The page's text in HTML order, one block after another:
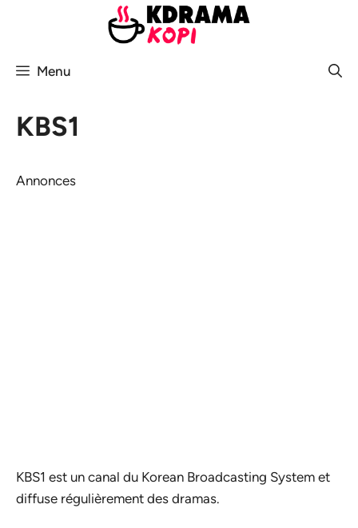
Menu
KBS1
Annonces
KBS1 est un canal du Korean Broadcasting System et
diffuse régulièrement des dramas.